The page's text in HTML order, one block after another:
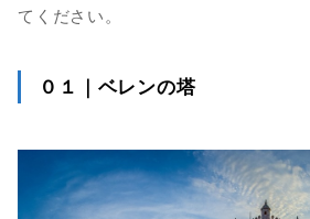
てください。
０１｜ベレンの塔